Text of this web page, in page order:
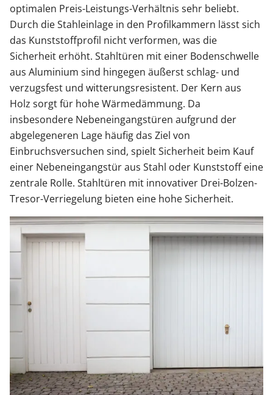
optimalen Preis-Leistungs-Verhältnis sehr beliebt.
Durch die Stahleinlage in den Profilkammern lässt sich
das Kunststoffprofil nicht verformen, was die
Sicherheit erhöht. Stahltüren mit einer Bodenschwelle
aus Aluminium sind hingegen äußerst schlag- und
verzugsfest und witterungsresistent. Der Kern aus
Holz sorgt für hohe Wärmedämmung. Da
insbesondere Nebeneingangstüren aufgrund der
abgelegeneren Lage häufig das Ziel von
Einbruchsversuchen sind, spielt Sicherheit beim Kauf
einer Nebeneingangstür aus Stahl oder Kunststoff eine
zentrale Rolle. Stahltüren mit innovativer Drei-Bolzen-
Tresor-Verriegelung bieten eine hohe Sicherheit.